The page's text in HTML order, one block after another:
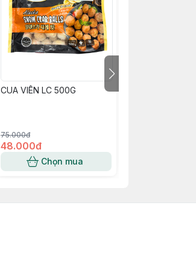
CUA VIÊN LC 500G
75.000đ
48.000đ
Chọn mua